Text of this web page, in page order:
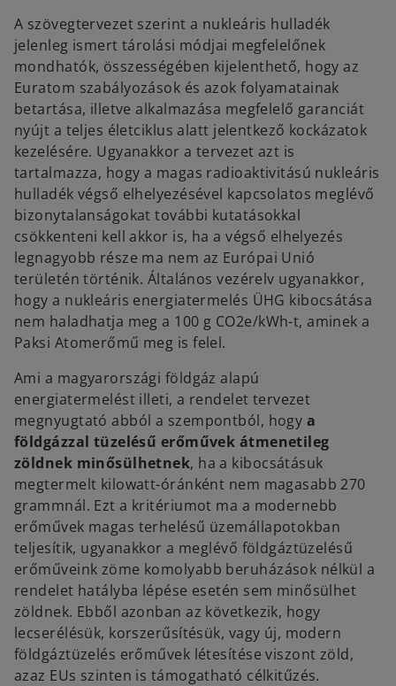
A szövegtervezet szerint a nukleáris hulladék
jelenleg ismert tárolási módjai megfelelőnek
mondhatók, összességében kijelenthető, hogy az
Euratom szabályozások és azok folyamatainak
betartása, illetve alkalmazása megfelelő garanciát
nyújt a teljes életciklus alatt jelentkező kockázatok
kezelésére. Ugyanakkor a tervezet azt is
tartalmazza, hogy a magas radioaktivitású nukleáris
hulladék végső elhelyezésével kapcsolatos meglévő
bizonytalanságokat további kutatásokkal
csökkenteni kell akkor is, ha a végső elhelyezés
legnagyobb része ma nem az Európai Unió
területén történik. Általános vezérelv ugyanakkor,
hogy a nukleáris energiatermelés ÜHG kibocsátása
nem haladhatja meg a 100 g CO2e/kWh-t, aminek a
Paksi Atomerőmű meg is felel.
Ami a magyarországi földgáz alapú
energiatermelést illeti, a rendelet tervezet
megnyugtató abból a szempontból, hogy a
földgázzal tüzelésű erőművek átmenetileg
zöldnek minősülhetnek, ha a kibocsátásuk
megtermelt kilowatt-óránként nem magasabb 270
grammnál. Ezt a kritériumot ma a modernebb
erőművek magas terhelésű üzemállapotokban
teljesítik, ugyanakkor a meglévő földgáztüzelésű
erőműveink zöme komolyabb beruházások nélkül a
rendelet hatályba lépése esetén sem minősülhet
zöldnek. Ebből azonban az következik, hogy
lecserélésük, korszerűsítésük, vagy új, modern
földgáztüzelés erőművek létesítése viszont zöld,
azaz EUs szinten is támogatható célkitűzés.